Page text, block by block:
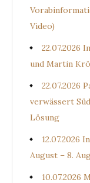
Video)
22.07.2026
und Martin
22.07.2026
verwässert
Lösung
12.07.2026
August – 8.
10.07.2026